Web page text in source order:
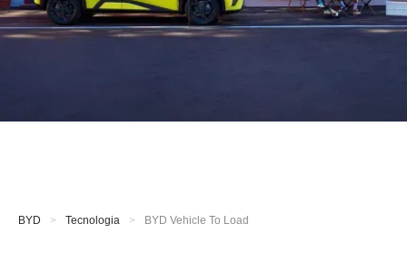
BYD Tecnologia BYD Vehicle To Load